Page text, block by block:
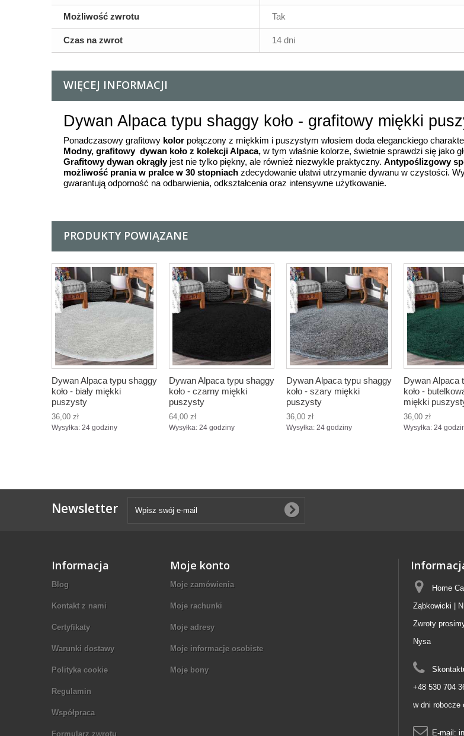
Możliwość zwrotu Tak
Czas na zwrot 14 dni
WIĘCEJ INFORMACJI
Dywan Alpaca typu shaggy koło - grafitowy miękki
Ponadczasowy grafitowy kolor połączony z miękkim i puszystym włosiem doda eleganckiego
Modny, grafitowy dywan koło z kolekcji Alpaca, w tym właśnie kolorze, świetnie sprawdzi się jako
Grafitowy dywan okrągłyjest nie tylko piękny, ale również niezwykle praktyczny. Antypoślizgowy
możliwość prania w pralce w 30 stopniach zdecydowanie ułatwi utrzymanie dywanu w czystości.
gwarantują odporność na odbarwienia, odkształcenia oraz intensywne użytkowanie.
PRODUKTY POWIĄZANE
Dywan Alpaca typu shaggy
koło - biały miękki
puszysty
36,00 zł
Wysyłka: 24 godziny
Dywan Alpaca typu shaggy
koło - czarny miękki
puszysty
64,00 zł
Wysyłka: 24 godziny
Dywan Alpaca typu shaggy
koło - szary miękki
puszysty
36,00 zł
Wysyłka: 24 godziny
Dywan Alpaca
koło -
miękki
36,00 zł
Wysyłka: 24
Newsletter
Informacja
Blog
Kontakt z nami
Certyfikaty
Warunki dostawy
Polityka cookie
Regulamin
Współpraca
Formularz zwrotu
Moje konto
Moje zamówienia
Moje rachunki
Moje adresy
Moje informacje osobiste
Moje bony
Home
Ząbkowicki |
Zwroty
Nysa
+48 530 704
w dni robocze
E-mail: